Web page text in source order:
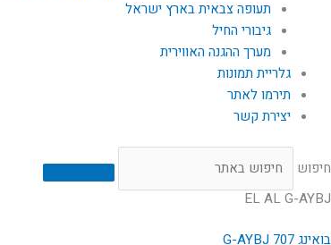
תעופה צבאית בארץ ישראל
גיבורי החיל
מערך ההגנה האווירית
גלריית תמונות
תירמו לאתר
יצירת קשר
חיפוש
EL AL G-AYBJ
בואינג G-AYBJ 707